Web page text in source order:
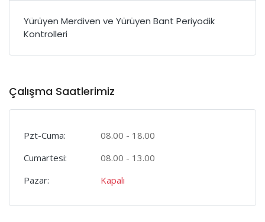
Yürüyen Merdiven ve Yürüyen Bant Periyodik
Kontrolleri
Çalışma Saatlerimiz
Pzt-Cuma:
08.00 - 18.00
Cumartesi:
08.00 - 13.00
Pazar:
Kapalı